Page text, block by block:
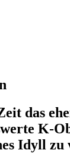
das
K-
Idyll